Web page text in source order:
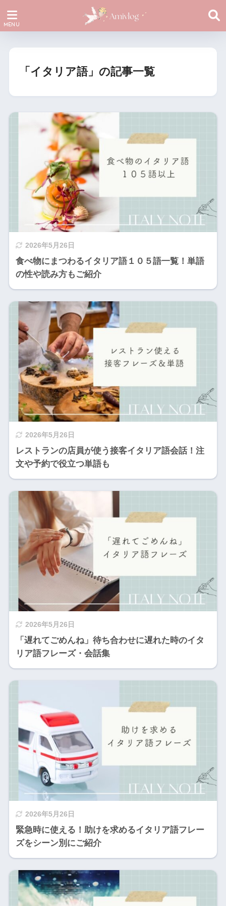
「イタリア語」の記事一覧
2026年5月26日
食べ物にまつわるイタリア語１０５語一覧！単語
の性や読み方もご紹介
2026年5月26日
レストランの店員が使う接客イタリア語会話！注
文や予約で役立つ単語も
2026年5月26日
「遅れてごめんね」待ち合わせに遅れた時のイタ
リア語フレーズ・会話集
2026年5月26日
緊急時に使える！助けを求めるイタリア語フレー
ズをシーン別にご紹介